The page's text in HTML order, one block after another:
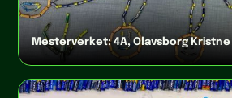
Mesterverket: 4A, Olavsborg